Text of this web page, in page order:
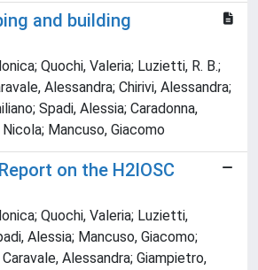
and building
Quochi, Valeria; Luzietti, R. B.;
Alessandra; Chirivi, Alessandra;
Spadi, Alessia; Caradonna,
Mancuso, Giacomo
on the H2IOSC
Quochi, Valeria; Luzietti,
Alessia; Mancuso, Giacomo;
Alessandra; Giampietro,